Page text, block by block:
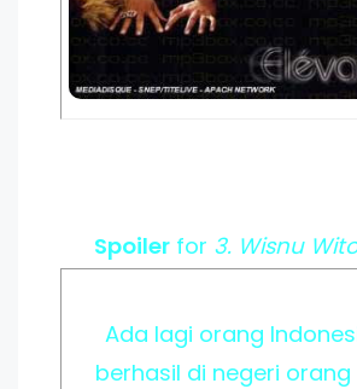
Spoilerfor 3. Wisnu
Ada lagi orang
berhasil di negeri